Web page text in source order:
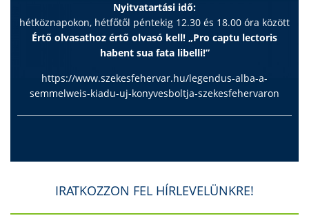
Nyitvatartási idő:
hétköznapokon, hétfőtől péntekig 12.30 és 18.00 óra között
Értő olvasathoz értő olvasó kell! „Pro captu lectoris
habent sua fata libelli!”
https://www.szekesfehervar.hu/legendus-alba-a-
semmelweis-kiadu-uj-konyvesboltja-szekesfehervaron
IRATKOZZON FEL HÍRLEVELÜNKRE!